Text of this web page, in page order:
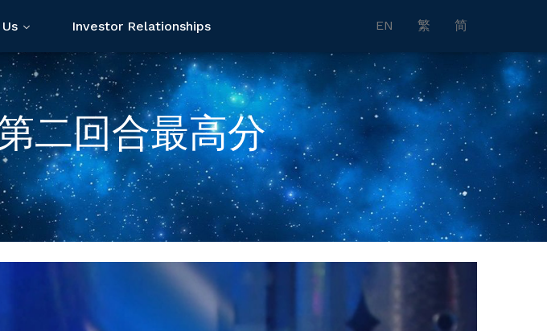
Investor Relationships EN 繁 简
二回合最高分